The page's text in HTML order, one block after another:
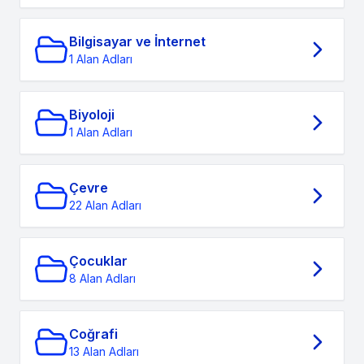
Bilgisayar ve İnternet
1 Alan Adları
Biyoloji
1 Alan Adları
Çevre
22 Alan Adları
Çocuklar
8 Alan Adları
Coğrafi
13 Alan Adları